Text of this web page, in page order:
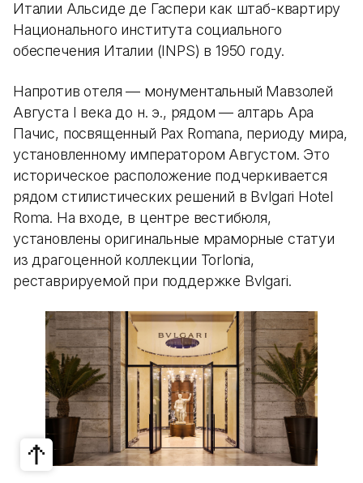
Италии Альсиде де Гаспери как штаб-квартиру
Национального института социального
обеспечения Италии (INPS) в 1950 году.
Напротив отеля — монументальный Мавзолей
Августа I века до н. э., рядом — алтарь Ара
Пачис, посвященный Pax Romana, периоду мира,
установленному императором Августом. Это
историческое расположение подчеркивается
рядом стилистических решений в Bvlgari Hotel
Roma. На входе, в центре вестибюля,
установлены оригинальные мраморные статуи
из драгоценной коллекции Torlonia,
реставрируемой при поддержке Bvlgari.